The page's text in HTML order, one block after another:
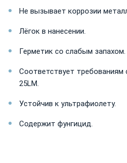
Не вызывает коррозии
Лёгок в нанесении.
Герметик со слабым запахом.
Соответствует требованиям
25LM.
Устойчив к ультрафиолету.
Содержит фунгицид.